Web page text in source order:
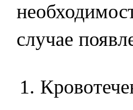
случае